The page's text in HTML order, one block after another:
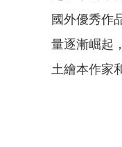
國外優秀作
量逐漸崛起
土繪本作家